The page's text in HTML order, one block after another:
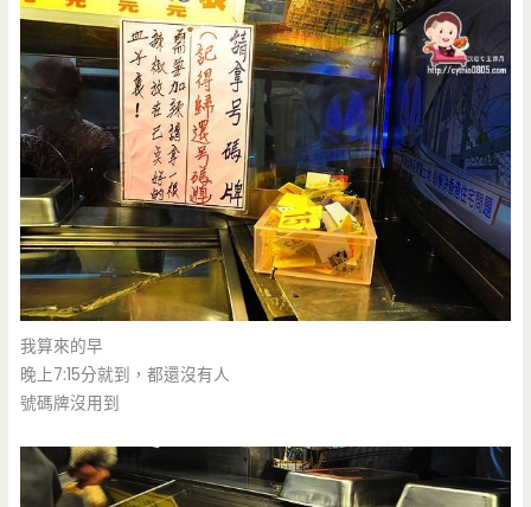
我算來的早
晚上7:15分就到，都還沒有人
號碼牌沒用到